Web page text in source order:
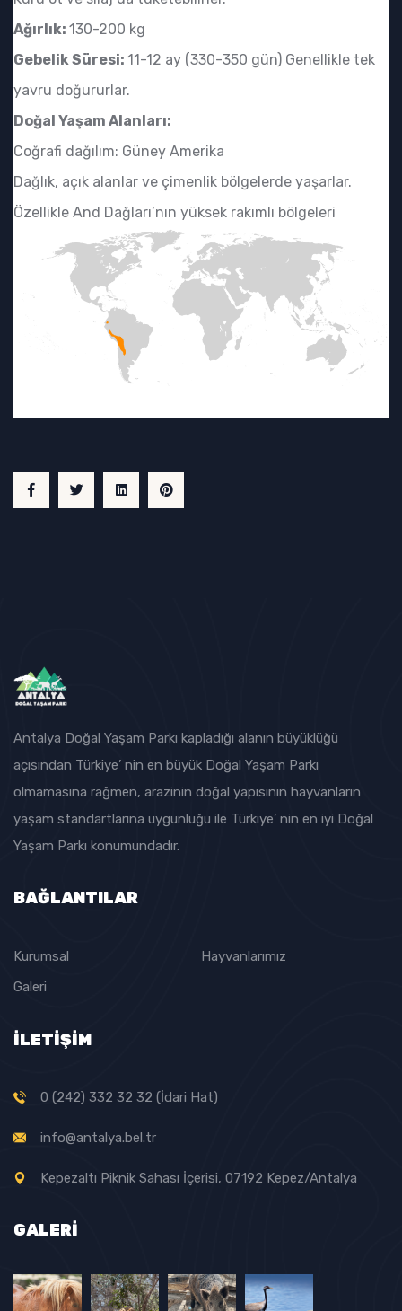
Ağırlık: 130-200 kg
Gebelik Süresi: 11-12 ay (330-350 gün) Genellikle tek
yavru doğururlar.
Doğal Yaşam Alanları:
Coğrafi dağılım: Güney Amerika
Dağlık, açık alanlar ve çimenlik bölgelerde yaşarlar.
Özellikle And Dağları’nın yüksek rakımlı bölgeleri
Antalya Doğal Yaşam Parkı kapladığı alanın büyüklüğü
açısından Türkiye’ nin en büyük Doğal Yaşam Parkı
olmamasına rağmen, arazinin doğal yapısının hayvanların
yaşam standartlarına uygunluğu ile Türkiye’ nin en iyi Doğal
Yaşam Parkı konumundadır.
BAĞLANTILAR
Kurumsal
Hayvanlarımız
Galeri
İLETİŞİM
0 (242) 332 32 32 (İdari Hat)
info@antalya.bel.tr
Kepezaltı Piknik Sahası İçerisi, 07192 Kepez/Antalya
GALERI